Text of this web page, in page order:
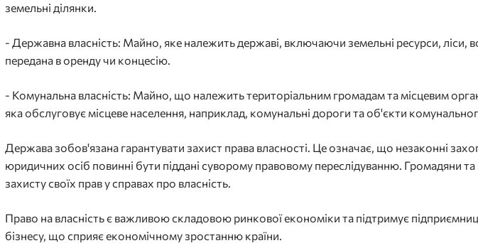
земельні ділянки.
- Державна власність: Майно, яке належить державі, включаючи земельні ресурси, ліси,
передана в оренду чи концесію.
- Комунальна власність: Майно, що належить територіальним громадам та місцевим
яка обслуговує місцеве населення, наприклад, комунальні дороги та об'єкти
Держава зобов'язана гарантувати захист права власності. Це означає, що незаконні
юридичних осіб повинні бути піддані суворому правовому переслідуванню. Громадяни
захисту своїх прав у справах про власність.
Право на власність є важливою складовою ринкової економіки та підтримує
бізнесу, що сприяє економічному зростанню країни.